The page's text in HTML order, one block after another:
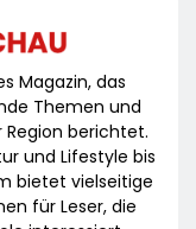
Magazin, das
Themen und
berichtet.
und Lifestyle bis
bietet vielseitige
für Leser, die